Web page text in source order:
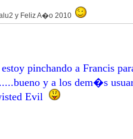
y Feliz A�o 2010
estoy pinchando a Francis
y a los dem�s